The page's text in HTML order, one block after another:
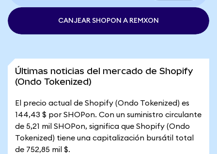
CANJEAR SHOPON A REMXON
Últimas noticias del mercado de Shopify
(Ondo Tokenized)
El precio actual de Shopify (Ondo Tokenized) es
144,43 $ por SHOPon. Con un suministro circulante
de 5,21 mil SHOPon, significa que Shopify (Ondo
Tokenized) tiene una capitalización bursátil total
de 752,85 mil $.